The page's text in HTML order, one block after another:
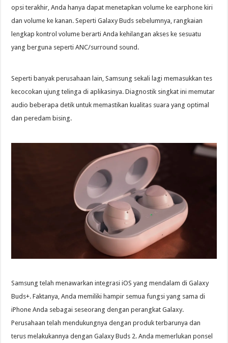
opsi terakhir, Anda hanya dapat menetapkan volume ke earphone kiri
dan volume ke kanan. Seperti Galaxy Buds sebelumnya, rangkaian
lengkap kontrol volume berarti Anda kehilangan akses ke sesuatu
yang berguna seperti ANC/surround sound.
Seperti banyak perusahaan lain, Samsung sekali lagi memasukkan tes
kecocokan ujung telinga di aplikasinya. Diagnostik singkat ini memutar
audio beberapa detik untuk memastikan kualitas suara yang optimal
dan peredam bising.
Samsung telah menawarkan integrasi iOS yang mendalam di Galaxy
Buds+. Faktanya, Anda memiliki hampir semua fungsi yang sama di
iPhone Anda sebagai seseorang dengan perangkat Galaxy.
Perusahaan telah mendukungnya dengan produk terbarunya dan
terus melakukannya dengan Galaxy Buds 2. Anda memerlukan ponsel